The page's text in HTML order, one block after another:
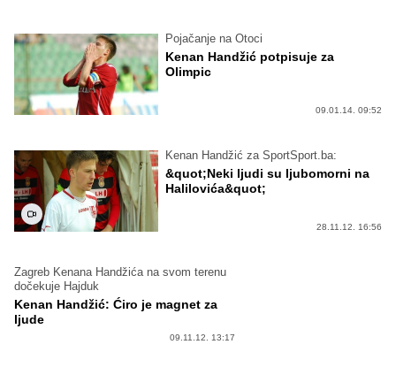
Pojačanje na Otoci
Kenan Handžić potpisuje za
Olimpic
09.01.14. 09:52
Kenan Handžić za SportSport.ba:
&quot;Neki ljudi su ljubomorni na
Halilovića&quot;
28.11.12. 16:56
Zagreb Kenana Handžića na svom terenu
dočekuje Hajduk
Kenan Handžić: Ćiro je magnet za
ljude
09.11.12. 13:17